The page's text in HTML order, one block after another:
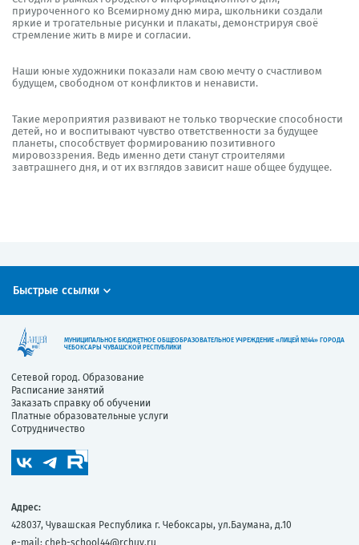
приуроченного ко Всемирному дню мира, школьники создали
яркие и трогательные рисунки и плакаты, демонстрируя своё
стремление жить в мире и согласии.
Наши юные художники показали нам свою мечту о счастливом
будущем, свободном от конфликтов и ненависти.
Такие мероприятия развивают не только творческие способности
детей, но и воспитывают чувство ответственности за будущее
планеты, способствует формированию позитивного
мировоззрения. Ведь именно дети станут строителями
завтрашнего дня, и от их взглядов зависит наше общее будущее.
Быстрые ссылки
МУНИЦИПАЛЬНОЕ БЮДЖЕТНОЕ ОБЩЕОБРАЗОВАТЕЛЬНОЕ УЧРЕЖДЕНИЕ «ЛИЦЕЙ №44» ГОРОДА
ЧЕБОКСАРЫ ЧУВАШСКОЙ РЕСПУБЛИКИ
Сетевой город. Образование
Расписание занятий
Заказать справку об обучении
Платные образовательные услуги
Сотрудничество
Адрес:
428037, Чувашская Республика г. Чебоксары, ул.Баумана, д.10
e-mail: cheb-school44@rchuv.ru